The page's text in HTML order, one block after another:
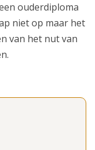
ouderdiploma
niet op maar het
van het nut van